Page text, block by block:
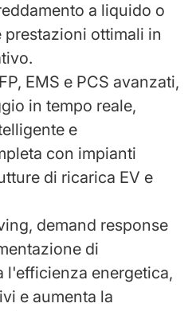
a liquido o
prestazioni ottimali in
EMS e PCS avanzati,
in tempo reale,
e
con impianti
di ricarica EV e
demand response
di
l'efficienza energetica,
e aumenta la